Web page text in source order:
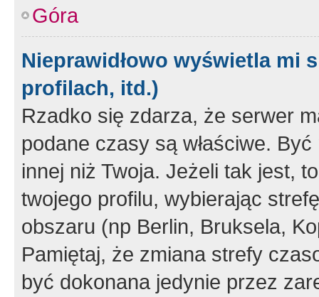
Góra
Nieprawidłowo wyświetla mi
profilach, itd.)
Rzadko się zdarza, że serwer
podane czasy są właściwe.
innej niż Twoja. Jeżeli tak jest,
twojego profilu, wybierając
obszaru (np Berlin, Bruksela,
Pamiętaj, że zmiana strefy
być dokonana jedynie przez